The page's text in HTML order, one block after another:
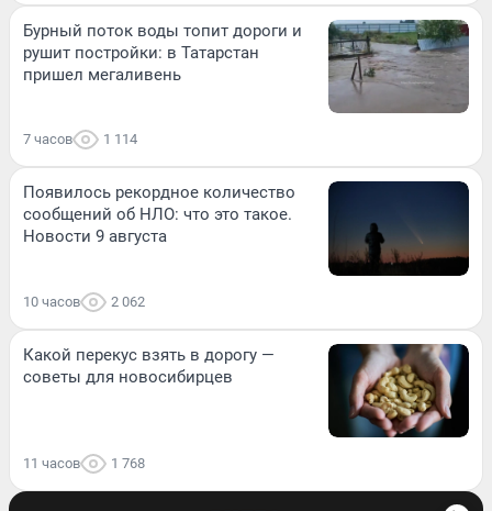
Бурный поток воды топит дороги и
рушит постройки: в Татарстан
пришел мегаливень
7 часов 1 114
Появилось рекордное количество
сообщений об НЛО: что это такое.
Новости 9 августа
10 часов 2 062
Какой перекус взять в дорогу —
советы для новосибирцев
11 часов 1 768